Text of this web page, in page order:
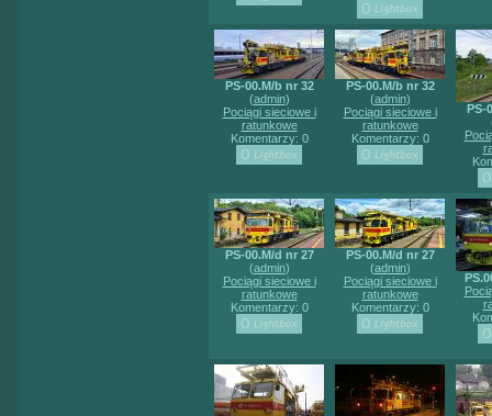
PS-00.M/b nr 32
(admin)
Pociągi sieciowe i
ratunkowe
Komentarzy: 0
PS-00.M/b nr 32
(admin)
Pociągi sieciowe i
ratunkowe
Komentarzy: 0
PS-
PS-00.M/d nr 27
(admin)
Pociągi sieciowe i
ratunkowe
Komentarzy: 0
PS-00.M/d nr 27
(admin)
Pociągi sieciowe i
ratunkowe
Komentarzy: 0